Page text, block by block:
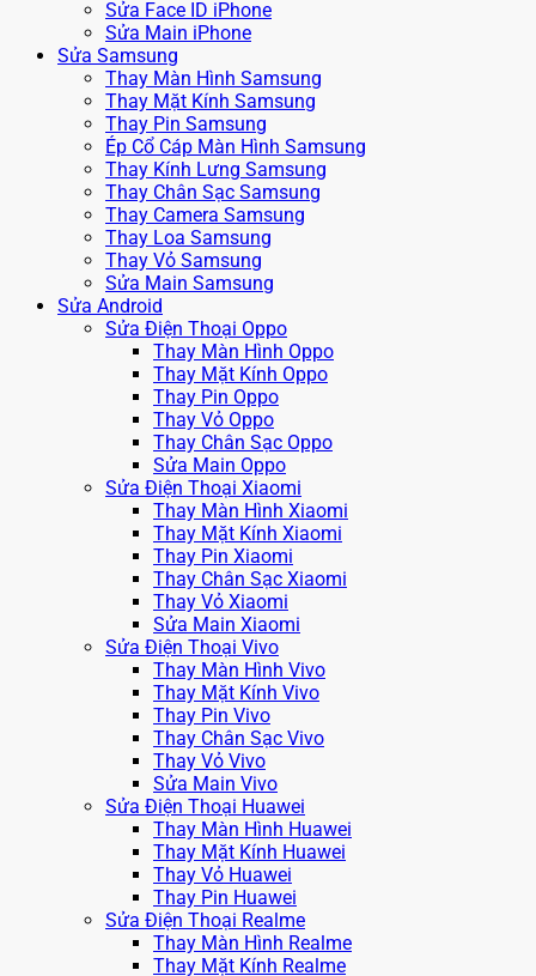
Sửa Face ID iPhone
Sửa Main iPhone
Sửa Samsung
Thay Màn Hình Samsung
Thay Mặt Kính Samsung
Thay Pin Samsung
Ép Cổ Cáp Màn Hình Samsung
Thay Kính Lưng Samsung
Thay Chân Sạc Samsung
Thay Camera Samsung
Thay Loa Samsung
Thay Vỏ Samsung
Sửa Main Samsung
Sửa Android
Sửa Điện Thoại Oppo
Thay Màn Hình Oppo
Thay Mặt Kính Oppo
Thay Pin Oppo
Thay Vỏ Oppo
Thay Chân Sạc Oppo
Sửa Main Oppo
Sửa Điện Thoại Xiaomi
Thay Màn Hình Xiaomi
Thay Mặt Kính Xiaomi
Thay Pin Xiaomi
Thay Chân Sạc Xiaomi
Thay Vỏ Xiaomi
Sửa Main Xiaomi
Sửa Điện Thoại Vivo
Thay Màn Hình Vivo
Thay Mặt Kính Vivo
Thay Pin Vivo
Thay Chân Sạc Vivo
Thay Vỏ Vivo
Sửa Main Vivo
Sửa Điện Thoại Huawei
Thay Màn Hình Huawei
Thay Mặt Kính Huawei
Thay Vỏ Huawei
Thay Pin Huawei
Sửa Điện Thoại Realme
Thay Màn Hình Realme
Thay Mặt Kính Realme